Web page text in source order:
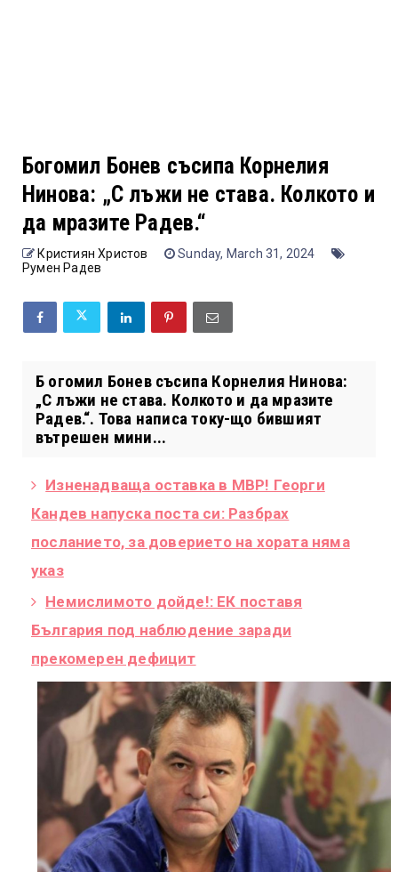
Богомил Бонев съсипа Корнелия
Нинова: „С лъжи не става. Колкото и
да мразите Радев.“
Кристиян Христов
Sunday, March 31, 2024
Румен Радев
Б огомил Бонев съсипа Корнелия Нинова:
„С лъжи не става. Колкото и да мразите
Радев.“. Това написа току-що бившият
вътрешен мини...
Изненадваща оставка в МВР! Георги
Кандев напуска поста си: Разбрах
посланието, за доверието на хората няма
указ
Немислимото дойде!: ЕК поставя
България под наблюдение заради
прекомерен дефицит